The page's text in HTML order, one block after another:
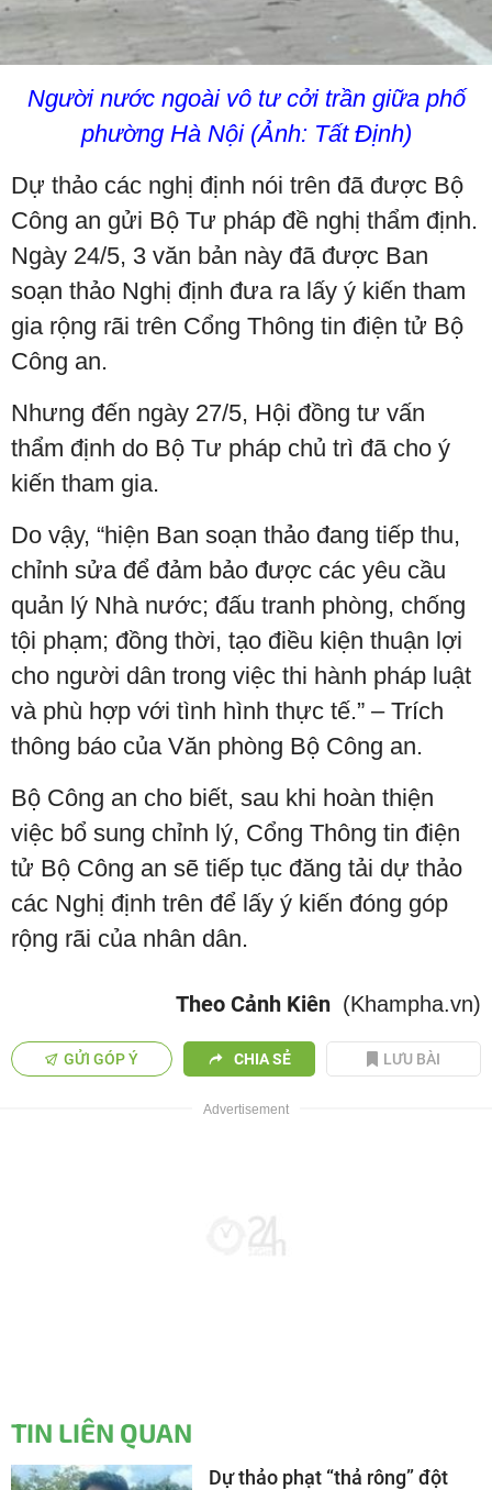
Người nước ngoài vô tư cởi trần giữa phố
phường Hà Nội (Ảnh: Tất Định)
Dự thảo các nghị định nói trên đã được Bộ
Công an gửi Bộ Tư pháp đề nghị thẩm định.
Ngày 24/5, 3 văn bản này đã được Ban
soạn thảo Nghị định đưa ra lấy ý kiến tham
gia rộng rãi trên Cổng Thông tin điện tử Bộ
Công an.
Nhưng đến ngày 27/5, Hội đồng tư vấn
thẩm định do Bộ Tư pháp chủ trì đã cho ý
kiến tham gia.
Do vậy, “hiện Ban soạn thảo đang tiếp thu,
chỉnh sửa để đảm bảo được các yêu cầu
quản lý Nhà nước; đấu tranh phòng, chống
tội phạm; đồng thời, tạo điều kiện thuận lợi
cho người dân trong việc thi hành pháp luật
và phù hợp với tình hình thực tế.” – Trích
thông báo của Văn phòng Bộ Công an.
Bộ Công an cho biết, sau khi hoàn thiện
việc bổ sung chỉnh lý, Cổng Thông tin điện
tử Bộ Công an sẽ tiếp tục đăng tải dự thảo
các Nghị định trên để lấy ý kiến đóng góp
rộng rãi của nhân dân.
Theo Cảnh Kiên (Khampha.vn)
GỬI GÓP Ý CHIA SẺ LƯU BÀI
TIN LIÊN QUAN
Dự thảo phạt “thả rông” đột